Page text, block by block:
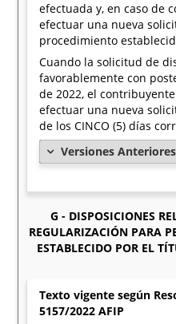
efectuada y, en caso de
efectuar una nueva
procedimiento
Cuando la solicitud de
favorablemente con
de 2022, el
efectuar una nueva
de los CINCO (5) días
Versiones Anteriores
G - DISPOSICIONES
REGULARIZACIÓN PARA
ESTABLECIDO POR EL
Texto vigente según
5157/2022 AFIP